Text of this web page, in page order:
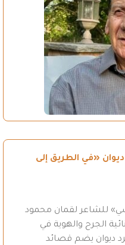
ديوان «في الطريق إلى
للشاعر لقمان محمود
الجرح والهوية في
ديوان يضم قصائد